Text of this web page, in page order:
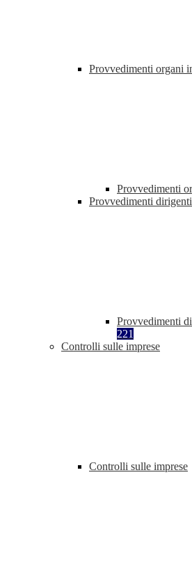
Provvedimenti organi
Provvedimenti
Provvedimenti
Provvedimenti
221
Controlli sulle imprese
Controlli sulle imprese